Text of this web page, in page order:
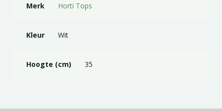
Merk Horti Tops
Kleur Wit
Hoogte (cm) 35